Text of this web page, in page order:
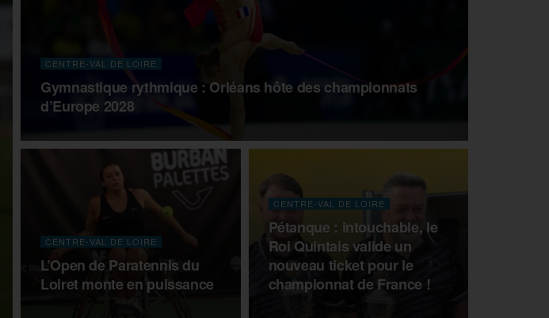
CENTRE-VAL DE LOIRE
Gymnastique rythmique : Orléans hôte des championnats
d’Europe 2028
CENTRE-VAL DE LOIRE
L’Open de Paratennis du
Loiret monte en puissance
CENTRE-VAL DE LOIRE
Pétanque : intouchable, le
Roi Quintais valide un
nouveau ticket pour le
championnat de France !